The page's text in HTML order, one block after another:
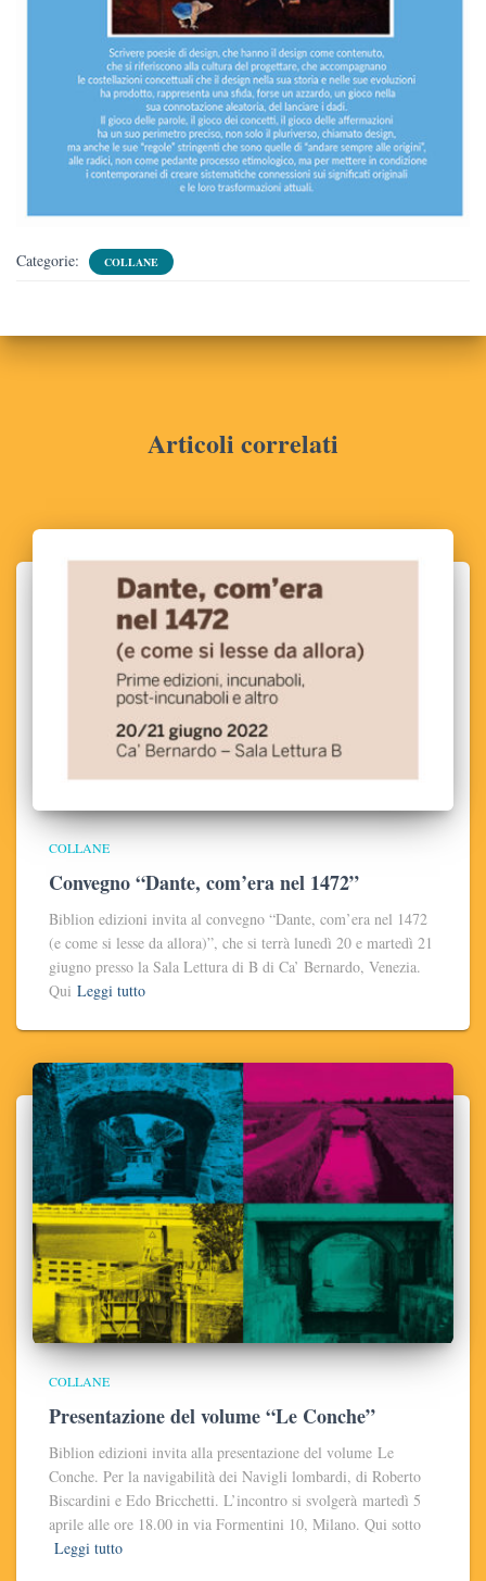
Categorie: COLLANE
Articoli correlati
COLLANE
Convegno “Dante, com’era nel 1472”
Biblion edizioni invita al convegno “Dante, com’era nel 1472
(e come si lesse da allora)”, che si terrà lunedì 20 e martedì 21
giugno presso la Sala Lettura di B di Ca’ Bernardo, Venezia.
Qui Leggi tutto
COLLANE
Presentazione del volume “Le Conche”
Biblion edizioni invita alla presentazione del volume Le
Conche. Per la navigabilità dei Navigli lombardi, di Roberto
Biscardini e Edo Bricchetti. L’incontro si svolgerà martedì 5
aprile alle ore 18.00 in via Formentini 10, Milano. Qui sotto
Leggi tutto